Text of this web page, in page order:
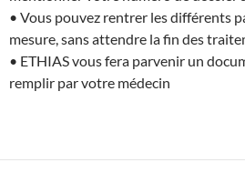
• Vous pouvez rentrer les différents
mesure, sans attendre la fin des
• ETHIAS vous fera parvenir un
remplir par votre médecin